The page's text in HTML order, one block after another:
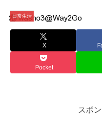
日常生活
X
Pocket
スポ